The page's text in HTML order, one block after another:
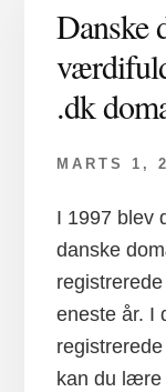
Danske
.dk
MARTS 1,
I 1997 blev
danske
eneste år. I
kan du lære